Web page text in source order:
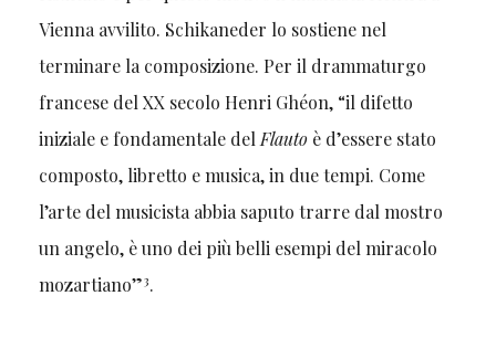
Vienna avvilito. Schikaneder lo sostiene nel
terminare la composizione. Per il drammaturgo
francese del XX secolo Henri Ghéon, “il difetto
iniziale e fondamentale del Flautoè d’essere stato
composto, libretto e musica, in due tempi. Come
l’arte del musicista abbia saputo trarre dal mostro
un angelo, è uno dei più belli esempi del miracolo
mozartiano”3.